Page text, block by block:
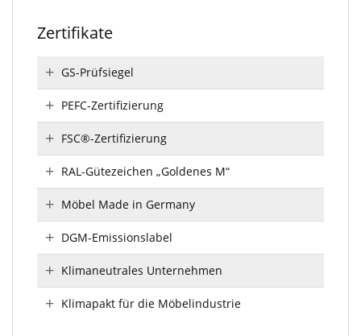
Zertifikate
GS-Prüfsiegel
PEFC-Zertifizierung
FSC®-Zertifizierung
RAL-Gütezeichen „Goldenes M“
Möbel Made in Germany
DGM-Emissionslabel
Klimaneutrales Unternehmen
Klimapakt für die Möbelindustrie